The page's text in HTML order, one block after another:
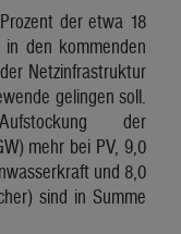
der etwa 18
den kommenden
Netzinfrastruktur
gelingen soll.
der
mehr bei PV, 9,0
und 8,0
sind in Summe